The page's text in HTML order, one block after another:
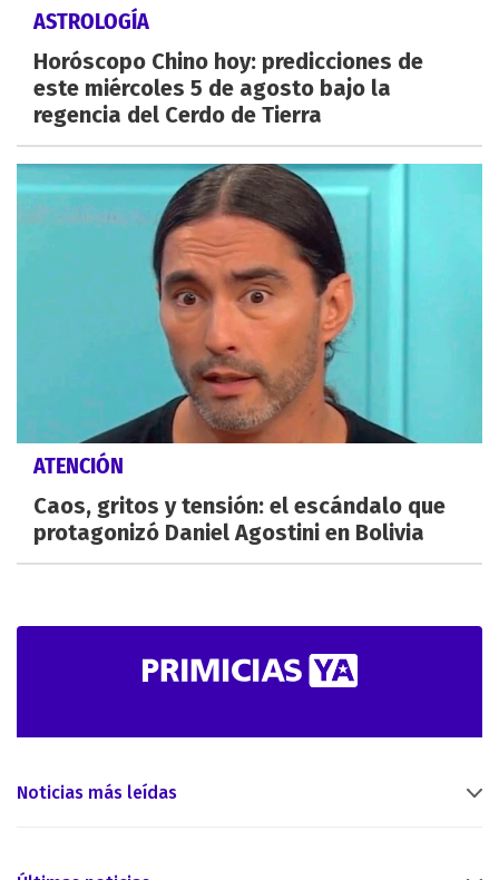
ASTROLOGÍA
Horóscopo Chino hoy: predicciones de
este miércoles 5 de agosto bajo la
regencia del Cerdo de Tierra
ATENCIÓN
Caos, gritos y tensión: el escándalo que
protagonizó Daniel Agostini en Bolivia
Noticias más leídas